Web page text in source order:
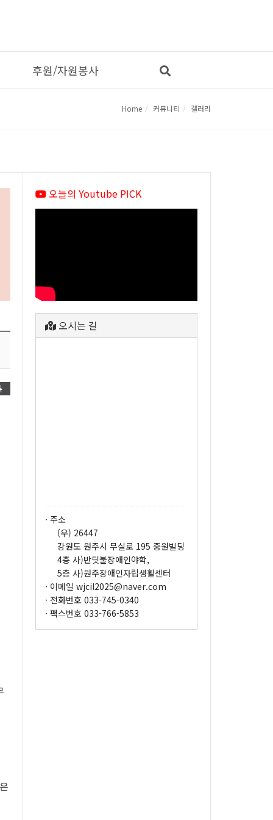
후원/자원봉사
Home 커뮤니티 갤러리
오늘의 Youtube PICK
오시는 길
· 주소
(우) 26447
강원도 원주시 무실로 195 중원빌딩
4층 사)반딧불장애인야학,
5층 사)원주장애인자립생활센터
· 이메일 wjcil2025@naver.com
· 전화번호033-745-0340
· 팩스번호033-766-5853